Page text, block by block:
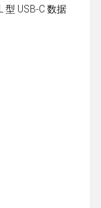
型 USB-C 数据